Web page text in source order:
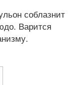
соблазнит
Варится